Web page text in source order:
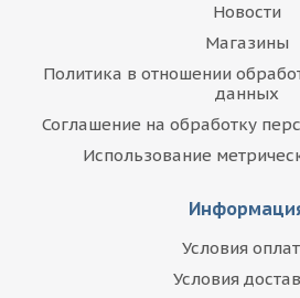
Новости
Магазины
Политика в отношении
данных
Соглашение на обработку
Использование
Условия
Условия